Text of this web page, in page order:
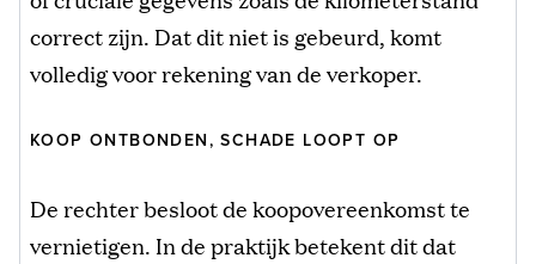
correct zijn. Dat dit niet is gebeurd, komt
volledig voor rekening van de verkoper.
KOOP ONTBONDEN, SCHADE LOOPT OP
De rechter besloot de koopovereenkomst te
vernietigen. In de praktijk betekent dit dat